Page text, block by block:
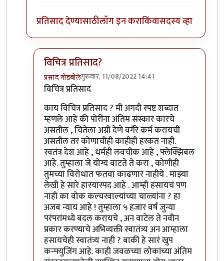
प्रतिसाद देण्यासाठीलॉग इन कराकिंवासदस्य व्हा
विचित्र प्रतिसाद?
प्रसाद गोडबोलेगुरुवार, 11/08/2022 14:41
In reply toविचित्र प्रतिसाद ... या वरील
विचित्र प्रतिसाद
काय विचित्र प्रतिसाद ? मी अगदी स्पष्ट शब्दात
म्हणले आहे की पोरींना अंतिम संस्कार कारचे
असतील , चितेला अग्नी देणे वगैरे कर्म करायची
असतील तर कोणाचीही काहीही हरकत नाही.
स्वतंत्र देश आहे , धर्मही लवचीक आहे , फ्लेक्झिबल
आहे. तुम्हाला जे योग्य वाटते ते करा , कोणीही
तुमच्या विरोधात फतवा काढणार नाहीये . माझ्या
लेखी हे सारे हास्यास्पद आहे . आम्ही हसायचं पण
नाही का वोक कल्चरवाल्यांच्या चाळ्यांना ? हा
अजब न्याय आहे ! तुम्हाला ५ हजार वर्षं जुन्या
परंपरांमध्ये बदल करायचे , अन वाटेल ते नवीन
प्रकार करण्याचे अभिव्यक्ती स्वातंत्र्य अन आम्हाला
हसायचेही स्वातंत्र्य नाही ? बाकी हे सारं खुप
कन्फ्युजिंग आहे. काही जवळच्या लोकांच्या अंतिम